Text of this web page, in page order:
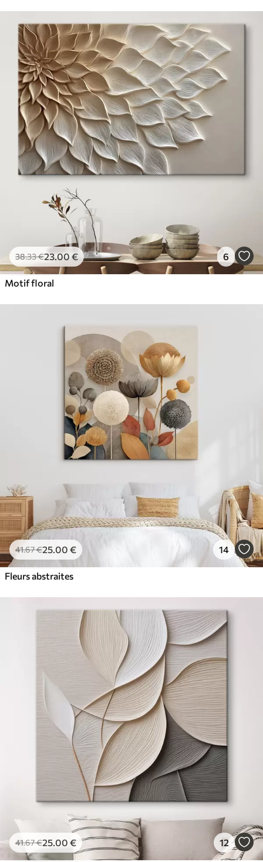
38.33€23.00 € 6
Motif floral
41.67€25.00 € 14
Fleurs abstraites
41.67€25.00 € 12